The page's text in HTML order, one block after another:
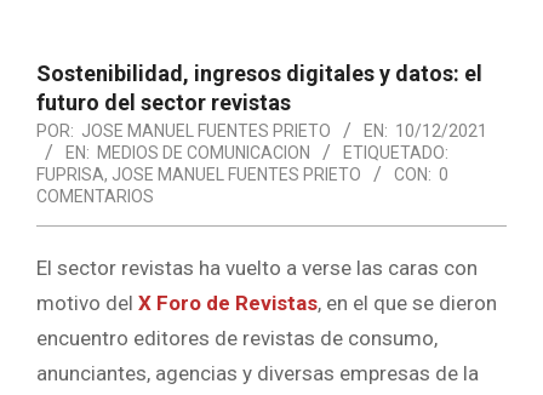
Sostenibilidad, ingresos digitales y datos: el
futuro del sector revistas
POR: JOSE MANUEL FUENTES PRIETO EN: 10/12/2021
EN: MEDIOS DE COMUNICACION
ETIQUETADO:
FUPRISA, JOSE MANUEL FUENTES PRIETO CON: 0
COMENTARIOS
El sector revistas ha vuelto a verse las caras con
motivo del X Foro de Revistas, en el que se dieron
encuentro editores de revistas de consumo,
anunciantes, agencias y diversas empresas de la